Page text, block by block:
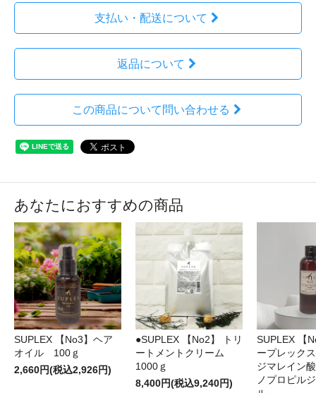
支払い・配送について
返品について
この商品について問い合わせる
あなたにおすすめの商品
SUPLEX 【No3】ヘア
オイル 100ｇ
2,660円(税込2,926円)
●SUPLEX 【No2】 トリ
ートメントクリーム
1000ｇ
8,400円(税込9,240円)
SUPLEX 【
ープレック
ジマレイン
ノプロピル